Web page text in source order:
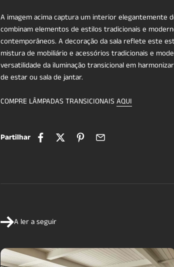
A imagem acima captura um interior elegantemente
combinam elementos de estilos tradicionais e
contemporâneos. A decoração da sala reflete este
mistura de mobiliário e acessórios tradicionais e
versatilidade da iluminação transicional em
de estar ou sala de jantar.
COMPRE LÂMPADAS TRANSICIONAIS AQUI
Partilhar
A ler a seguir